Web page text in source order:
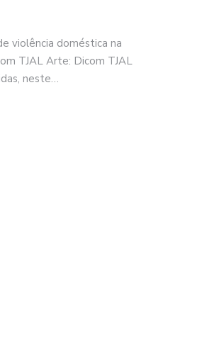
violência doméstica na
TJAL Arte: Dicom TJAL
neste…